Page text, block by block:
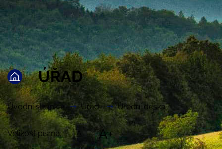
ÚŘAD
Úvodní stránka Úřad Úřední deska
Velikost písma: A A+